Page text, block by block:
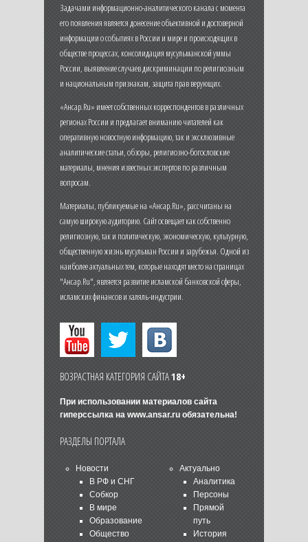
Задачами информационно-аналитического канала с момента
его появления является донесение объективной и достоверной
информации о событиях в России и мире и происходящих в
обществе процессах, консолидация мусульманской уммы
России, выявление случаев дискриминации по религиозным
и национальным признакам, защита прав верующих.
«Ансар.Ru» имеет собственных корреспондентов в различных
регионах России и предлагает вниманию читателей как
оперативную новостную информацию, так и эксклюзивные
аналитические статьи, обзоры, религиозно-богословские
материалы, мнения известных экспертов по различным
вопросам.
Материалы, публикуемые на «Ансар.Ru», рассчитаны на
самую широкую аудиторию. Сайт освещает как собственно
религиозную, так и политическую, экономическую, культурную,
общественную жизнь мусульман России и зарубежья. Одной из
наиболее актуальных тем, которые находят место на страницах
"Ансар.Ru", является развитие исламской банковской сферы,
исламских финансов и халяль-индустрии.
ВОЗРАСТНАЯ КАТЕГОРИЯ САЙТА18+
При использовании материалов сайта
гиперссылка на www.ansar.ruобязательна!
РАЗДЕЛЫ ПОРТАЛА
Новости
В РФ и СНГ
Собкор
В мире
Образование
Общество
Актуально
Аналитика
Персоны
Прямой
путь
История